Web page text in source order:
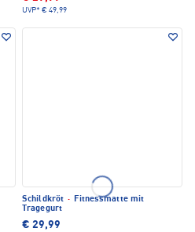
UVP* € 49,99
Schildkröt · Fitnessmatte mit
Tragegurt
€ 29,99